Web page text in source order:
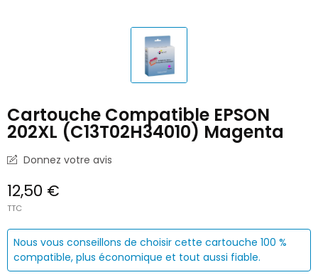
Cartouche Compatible EPSON
202XL (C13T02H34010) Magenta
Donnez votre avis
12,50 €
TTC
Nous vous conseillons de choisir cette cartouche 100 %
compatible, plus économique et tout aussi fiable.